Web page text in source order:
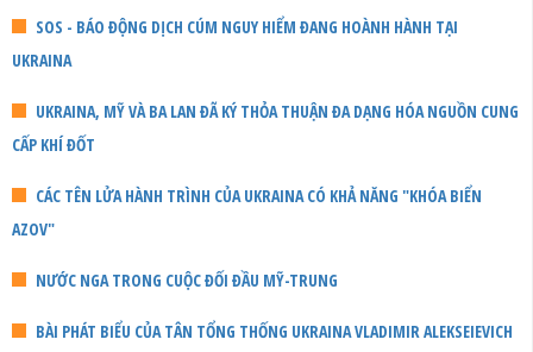
SOS - BÁO ĐỘNG DỊCH CÚM NGUY HIỂM ĐANG HOÀNH HÀNH TẠI
UKRAINA
UKRAINA, MỸ VÀ BA LAN ĐÃ KÝ THỎA THUẬN ĐA DẠNG HÓA NGUỒN CUNG
CẤP KHÍ ĐỐT
CÁC TÊN LỬA HÀNH TRÌNH CỦA UKRAINA CÓ KHẢ NĂNG "KHÓA BIỂN
AZOV"
NƯỚC NGA TRONG CUỘC ĐỐI ĐẦU MỸ-TRUNG
BÀI PHÁT BIỂU CỦA TÂN TỔNG THỐNG UKRAINA VLADIMIR ALEKSEIEVICH